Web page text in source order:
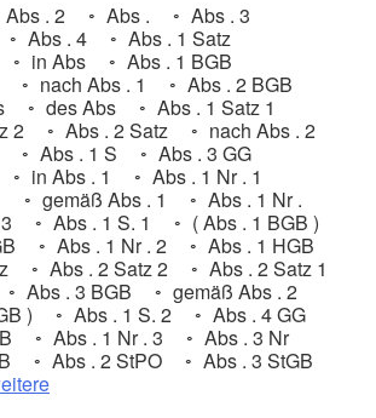
Abs . 2 Abs .
Abs . 3
Abs . 4
Abs . 1 Satz
in Abs
Abs . 1 BGB
nach Abs . 1
Abs . 2 BGB
des Abs
Abs . 1 Satz 1
2
Abs . 2 Satz
nach Abs . 2
Abs . 1 S
Abs . 3 GG
in Abs . 1
Abs . 1 Nr . 1
gemäß Abs . 1
Abs . 1 Nr .
Abs . 1 S. 1
( Abs . 1 BGB )
Abs . 1 Nr . 2
Abs . 1 HGB
Abs . 2 Satz 2
Abs . 2 Satz 1
Abs . 3 BGB
gemäß Abs . 2
)
Abs . 1 S. 2
Abs . 4 GG
Abs . 1 Nr . 3
Abs . 3 Nr
Abs . 2 StPO
Abs . 3 StGB